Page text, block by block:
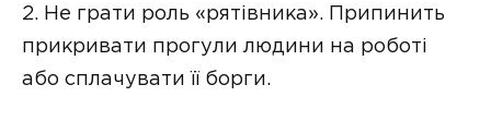
2. Не грати роль «рятівника». Припинить
прикривати прогули людини на роботі
або сплачувати її борги.